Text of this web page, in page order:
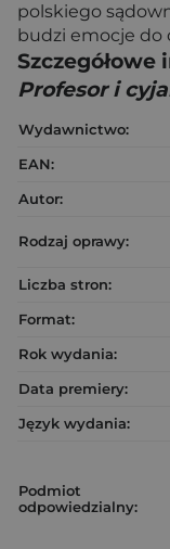
polskiego
budzi emocje do
Profesor i
Wydawnictwo:
EAN:
Autor:
Rodzaj oprawy:
Liczba stron:
Format:
Rok wydania:
Data premiery:
Język wydania:
Podmiot
odpowiedzialny: